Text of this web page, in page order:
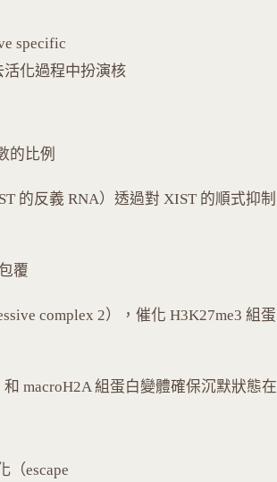
specific
活化過程中扮演核
的比例
的反義 RNA）透過對 XIST 的順式抑制
覆
complex 2），催化 H3K27me3 組蛋
macroH2A 組蛋白變體確保沉默狀態在
escape